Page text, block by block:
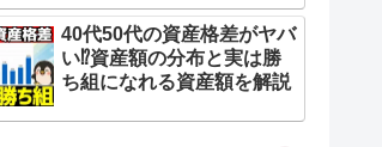
40代50代の資産格差がヤバ
い⁉︎資産額の分布と実は勝
ち組になれる資産額を解説